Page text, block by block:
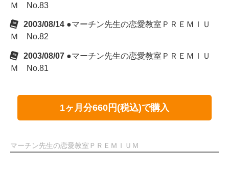
Ｍ No.83
2003/08/14 ●マーチン先生の恋愛教室ＰＲＥＭＩＵ
Ｍ No.82
2003/08/07 ●マーチン先生の恋愛教室ＰＲＥＭＩＵ
Ｍ No.81
1ヶ月分660円(税込)で購入
マーチン先生の恋愛教室ＰＲＥＭＩＵＭ